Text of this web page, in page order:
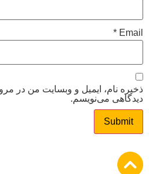
ایمیل و وبسایت من در مرورگر
می‌نویسم.